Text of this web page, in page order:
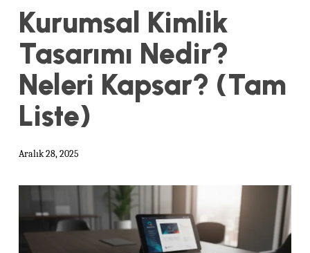
Kurumsal Kimlik
Tasarımı Nedir?
Neleri Kapsar? (Tam
Liste)
Aralık 28, 2025